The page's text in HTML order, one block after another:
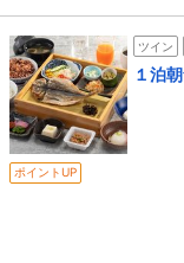
ツイン
１泊
ポイントUP